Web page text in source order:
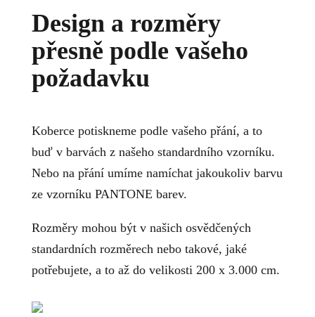
Design a rozměry
přesně podle vašeho
požadavku
Koberce potiskneme podle vašeho přání, a to
buď v barvách z našeho standardního vzorníku.
Nebo na přání umíme namíchat jakoukoliv barvu
ze vzorníku PANTONE barev.
Rozměry mohou být v našich osvědčených
standardních rozměrech nebo takové, jaké
potřebujete, a to až do velikosti 200 x 3.000 cm.